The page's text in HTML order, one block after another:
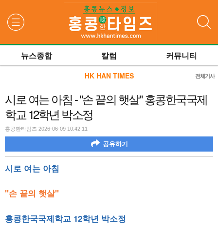
뉴스종합 칼럼 커뮤니티
HK HAN TIMES 전체기사
시로 여는 아침 - "손 끝의 햇살" 홍콩한국국제
학교 12학년 박소정
홍콩한타임즈 2026-06-09 10:42:11
공유하기
시로 여는 아침
"손 끝의 햇살"
홍콩한국국제학교 12학년 박소정